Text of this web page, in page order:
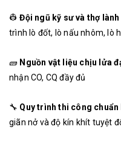
👷Đội ngũ kỹ sư và thợ
trình lò đốt, lò nấu nhôm, lò
🧱 Nguồn vật liệu chịu lửa
nhận CO, CQ đầy đủ
🔧 Quy trình thi công chuẩn
giãn nở và độ kín khít tuyệt